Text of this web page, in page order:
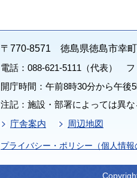
〒770-8571 徳島県徳島市幸
電話：088-621-5111（代表） フ
開庁時間：午前8時30分から午後
注記：施設・部署によっては異な
庁舎案内
周辺地図
プライバシー・ポリシー（個人情報